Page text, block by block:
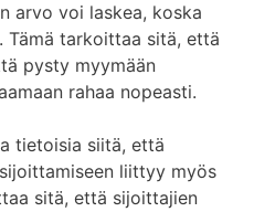
arvo voi laskea, koska
Tämä tarkoittaa sitä, että
pysty myymään
rahaa nopeasti.
tietoisia siitä, että
liittyy myös
sitä, että sijoittajien